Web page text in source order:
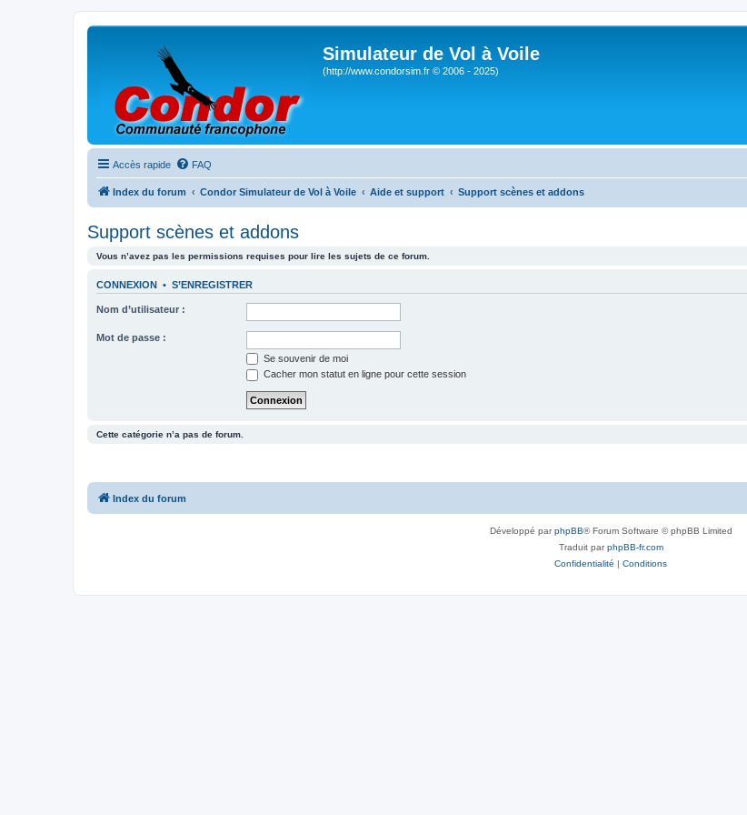
Simulateur de Vol à Voile
(http://www.condorsim.fr © 2006 - 2025)
Accès rapide FAQ
Index du forum Condor Simulateur de Vol à Voile Aide et support Support scènes et addons
Support scènes et addons
Vous n’avez pas les permissions requises pour lire les sujets de ce forum.
CONNEXION • S’ENREGISTRER
Nom d’utilisateur :
Mot de passe :
Se souvenir de moi
Cacher mon statut en ligne pour cette session
Cette catégorie n’a pas de forum.
Index du forum
Développé parphpBB® Forum Software © phpBB Limited
Traduit parphpBB-fr.com
Confidentialité | Conditions